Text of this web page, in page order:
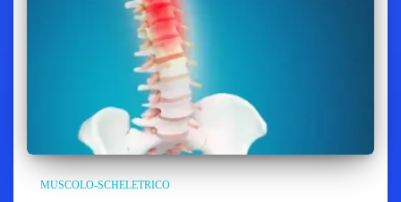
MUSCOLO-SCHELETRICO